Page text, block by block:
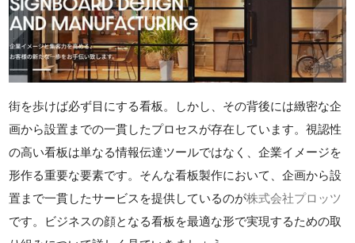
街を歩けば必ず目にする看板。しかし、その背後には緻密な企
画から設置までの一貫したプロセスが存在しています。視認性
の高い看板は単なる情報伝達ツールではなく、企業イメージを
形作る重要な要素です。そんな看板製作において、企画から設
置まで一貫したサービスを提供しているのが株式会社プロッツ
です。ビジネスの顔となる看板を最適な形で実現するための取